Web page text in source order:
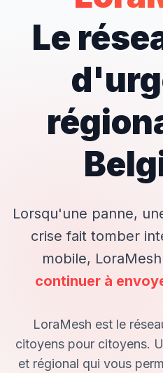
Le
Lorsqu'une panne,
crise fait tomber
mobile,
continuer à
LoraMesh est le
citoyens pour citoyens.
et régional qui vous